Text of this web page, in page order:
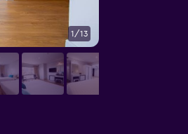
1/13